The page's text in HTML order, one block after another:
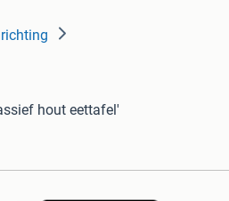
hout eettafel'